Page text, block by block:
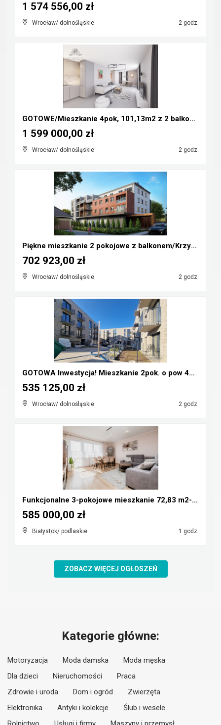
Wrocław/ dolnośląskie 2 godz.
1 574 556,00 zł
GOTOWE/Mieszkanie 4pok, 101,13m2 z 2 balkonami/Wro...
Wrocław/ dolnośląskie 2 godz.
1 599 000,00 zł
Piękne mieszkanie 2 pokojowe z balkonem/Krzyki, Kl...
Wrocław/ dolnośląskie 2 godz.
702 923,00 zł
GOTOWA Inwestycja! Mieszkanie 2pok. o pow 42,35m2 ...
Wrocław/ dolnośląskie 2 godz.
535 125,00 zł
Funkcjonalne 3-pokojowe mieszkanie 72,83 m2- Nowe
Białystok/ podlaskie 1 godz.
585 000,00 zł
ZOBACZ WIĘCEJ OGŁOSZEŃ
Kategorie główne:
Motoryzacja Moda damska
Moda męska
Dla dzieci
Nieruchomości
Praca
Zdrowie i uroda
Dom i ogród
Zwierzęta
Elektronika
Antyki i kolekcje
Ślub i wesele